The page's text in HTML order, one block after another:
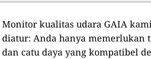
Monitor kualitas udara GAIA
diatur: Anda hanya memerlukan
dan catu daya yang kompatibel